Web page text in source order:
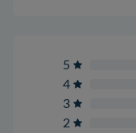
5
4
3
2